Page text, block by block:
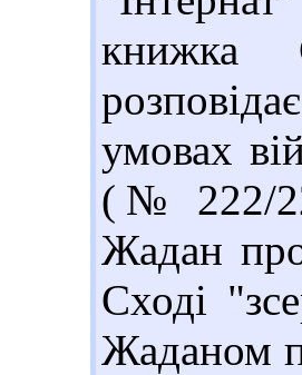
книжка
умовах
(№ 222/
Жадан
Сході
Жаданом